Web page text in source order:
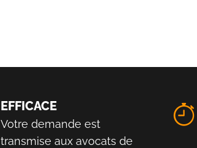
EFFICACE
Votre demande est
transmise aux avocats de